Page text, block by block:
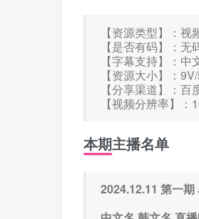
【资源类型】：视
【是否有码】：
【字幕支持】：中
【资源大小】：
【分享渠道】：
【视频分辨率】
本期主播名单
2024.12.11 第一期